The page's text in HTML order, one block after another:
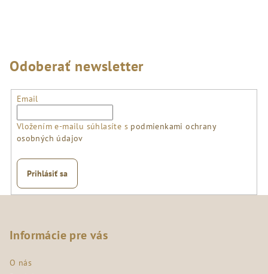
Odoberať newsletter
Email
Vložením e-mailu súhlasíte s podmienkami ochrany
osobných údajov
Prihlásiť sa
Informácie pre vás
O nás